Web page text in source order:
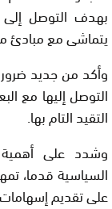
بهدف التوصل
يتماشى مع مبادئ
وأكد من جديد
التوصل إليها مع
التقيد التام بها.
وشدد على أهمية
السياسية قدما،
على تقديم